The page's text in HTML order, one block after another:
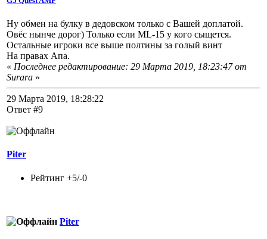
Ну обмен на булку в дедовском только с Вашей доплатой.
Овёс нынче дорог) Только если ML-15 у кого сыщется.
Остальные игроки все выше полтины за голый винт
На правах Апа.
« Последнее редактирование: 29 Марта 2019, 18:23:47 от
Surara »
29 Марта 2019, 18:28:22
Ответ #9
Piter
Рейтинг +5/-0
Piter